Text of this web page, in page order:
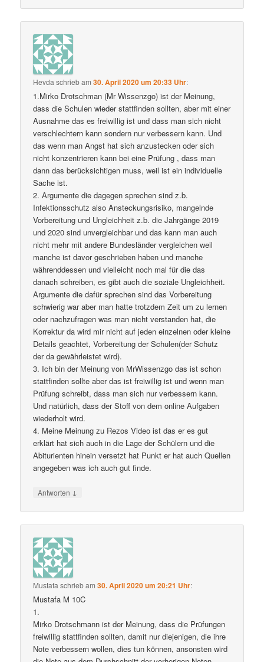
Hevda schriebam30. April 2020 um 20:33 Uhr:
1.Mirko Drotschman (Mr Wissenzgo) ist der Meinung,
dass die Schulen wieder stattfinden sollten, aber mit einer
Ausnahme das es freiwillig ist und dass man sich nicht
verschlechtern kann sondern nur verbessern kann. Und
das wenn man Angst hat sich anzustecken oder sich
nicht konzentrieren kann bei eine Prüfung , dass man
dann das berücksichtigen muss, weil ist ein individuelle
Sache ist.
2. Argumente die dagegen sprechen sind z.b.
Infektionsschutz also Ansteckungsrisiko, mangelnde
Vorbereitung und Ungleichheit z.b. die Jahrgänge 2019
und 2020 sind unvergleichbar und das kann man auch
nicht mehr mit andere Bundesländer vergleichen weil
manche ist davor geschrieben haben und manche
währenddessen und vielleicht noch mal für die das
danach schreiben, es gibt auch die soziale Ungleichheit.
Argumente die dafür sprechen sind das Vorbereitung
schwierig war aber man hatte trotzdem Zeit um zu lernen
oder nachzufragen was man nicht verstanden hat, die
Korrektur da wird mir nicht auf jeden einzelnen oder kleine
Details geachtet, Vorbereitung der Schulen(der Schutz
der da gewährleistet wird).
3. Ich bin der Meinung von MrWissenzgo das ist schon
stattfinden sollte aber das ist freiwillig ist und wenn man
Prüfung schreibt, dass man sich nur verbessern kann.
Und natürlich, dass der Stoff von dem online Aufgaben
wiederholt wird.
4. Meine Meinung zu Rezos Video ist das er es gut
erklärt hat sich auch in die Lage der Schülern und die
Abiturienten hinein versetzt hat Punkt er hat auch Quellen
angegeben was ich auch gut finde.
Antworten ↓
Mustafa schriebam30. April 2020 um 20:21 Uhr:
Mustafa M 10C
1.
Mirko Drotschmann ist der Meinung, dass die Prüfungen
freiwillig stattfinden sollten, damit nur diejenigen, die ihre
Note verbessern wollen, dies tun können, ansonsten wird